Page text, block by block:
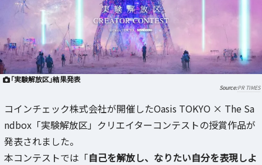
「実験解放区」結果発表
PR TIMES
コインチェック株式会社が開催したOasis TOKYO × The Sa
ndbox「実験解放区」クリエイターコンテストの授賞作品が
発表されました。
本コンテストでは「自己を解放し、なりたい自分を表現しよ